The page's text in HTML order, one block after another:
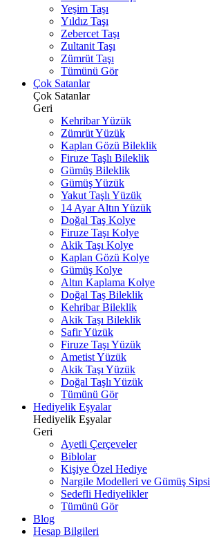
Yeşim Taşı
Yıldız Taşı
Zebercet Taşı
Zultanit Taşı
Zümrüt Taşı
Tümünü Gör
Çok Satanlar
Çok Satanlar
Geri
Kehribar Yüzük
Zümrüt Yüzük
Kaplan Gözü Bileklik
Firuze Taşlı Bileklik
Gümüş Bileklik
Gümüş Yüzük
Yakut Taşlı Yüzük
14 Ayar Altın Yüzük
Doğal Taş Kolye
Firuze Taşı Kolye
Akik Taşı Kolye
Kaplan Gözü Kolye
Gümüş Kolye
Altın Kaplama Kolye
Doğal Taş Bileklik
Kehribar Bileklik
Akik Taşı Bileklik
Safir Yüzük
Firuze Taşı Yüzük
Ametist Yüzük
Akik Taşı Yüzük
Doğal Taşlı Yüzük
Tümünü Gör
Hediyelik Eşyalar
Hediyelik Eşyalar
Geri
Ayetli Çerçeveler
Biblolar
Kişiye Özel Hediye
Nargile Modelleri ve Gümüş Sipsi
Sedefli Hediyelikler
Tümünü Gör
Blog
Hesap Bilgileri